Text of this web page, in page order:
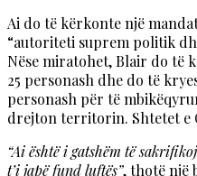
Ai do të kërkonte një
“autoriteti suprem politik
Nëse miratohet, Blair do të
25 personash dhe do të
personash për të
drejton territorin. Shtetet e
“Ai është i gatshëm të
t’i japë fund luftës”, thotë një